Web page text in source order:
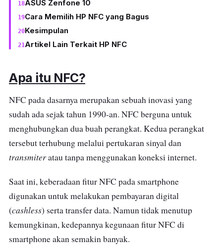
ASUS Zenfone 10
Cara Memilih HP NFC yang Bagus
Kesimpulan
Artikel Lain Terkait HP NFC
Apa itu NFC?
NFC pada dasarnya merupakan sebuah inovasi yang
sudah ada sejak tahun 1990-an. NFC berguna untuk
menghubungkan dua buah perangkat. Kedua perangkat
tersebut terhubung melalui pertukaran sinyal dan
transmiteratau tanpa menggunakan koneksi internet.
Saat ini, keberadaan fitur NFC pada smartphone
digunakan untuk melakukan pembayaran digital
(cashless) serta transfer data. Namun tidak menutup
kemungkinan, kedepannya kegunaan fitur NFC di
smartphone akan semakin banyak.